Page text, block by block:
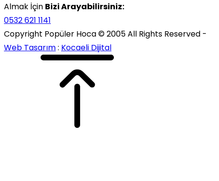
Almak İçin Bizi Arayabilirsiniz:
0532 621 1141
Copyright Popüler Hoca © 2005 All Rights Reserved -
Web Tasarım: Kocaeli Dijital